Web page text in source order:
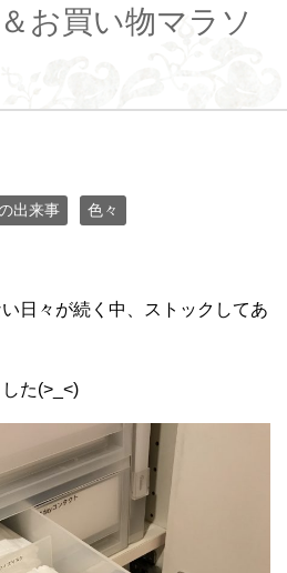
お買い物マラソ
出来事 色々
日々が続く中、ストックしてあ
た(>_<)